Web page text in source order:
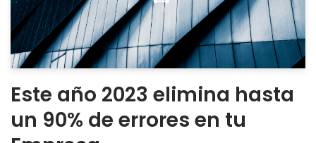
Este año 2023 elimina hasta
un 90% de errores en tu